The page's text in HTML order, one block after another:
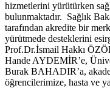
hizmetlerini yürütürken
bulunmaktadır. Sağlık
tarafından akredite bir
yürütmede desteklerini
Prof.Dr.İsmail Hakkı
Hande AYDEMİR’e,
Burak BAHADIR’a,
öğrencilerimize, hasta ve